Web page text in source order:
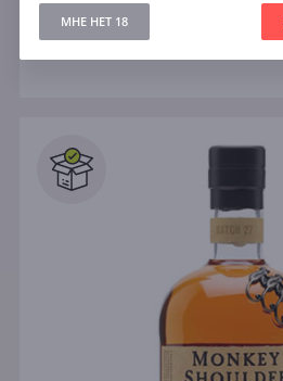
Фильтры
Все
МНЕ НЕТ 18